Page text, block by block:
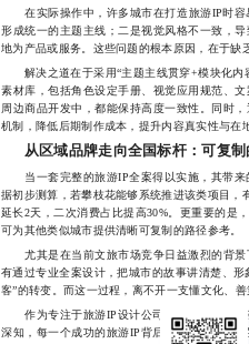
在实际操作中，许多城市在打造旅游IP时容
形成统一的主题主线；二是视觉风格不一致，
地为产品或服务。这些问题的根本原因，在于缺
解决之道在于采用“主题主线贯穿+模块化内
素材库，包括角色设定手册、视觉应用规范、
周边商品开发中，都能保持高度一致性。同时
机制，降低后期制作成本，提升内容真实性与在
从区域品牌走向全国标杆：可复
当一套完整的旅游IP全案得以实施，其带来
据初步测算，若攀枝花能够系统推进该类项目，
延长2天，二次消费占比提高30%。更重要的是
可为其他类似城市提供清晰可复制的路径参考。
尤其是在当前文旅市场竞争日益激烈的背景
有通过专业全案设计，把城市的故事讲清楚、
客”的转变。而这一过程，离不开一支懂文化、
作为专注于旅游IP设计公司的我们，多年来
深知，每一个成功的旅游IP背后，都有一套严